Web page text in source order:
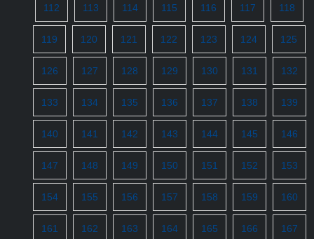
112 113 114 115 116 117 118
119 120 121 122 123 124 125
126 127 128 129 130 131 132
133 134 135 136 137 138 139
140 141 142 143 144 145 146
147 148 149 150 151 152 153
154 155 156 157 158 159 160
161 162 163 164 165 166 167